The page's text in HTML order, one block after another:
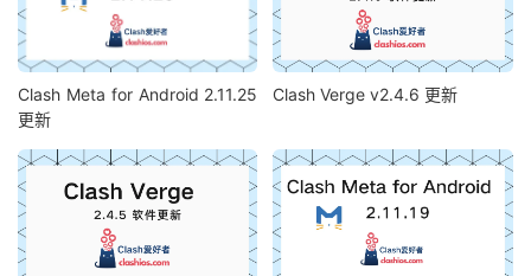
Clash Meta for Android 2.11.25
更新
Clash Verge v2.4.6 更新